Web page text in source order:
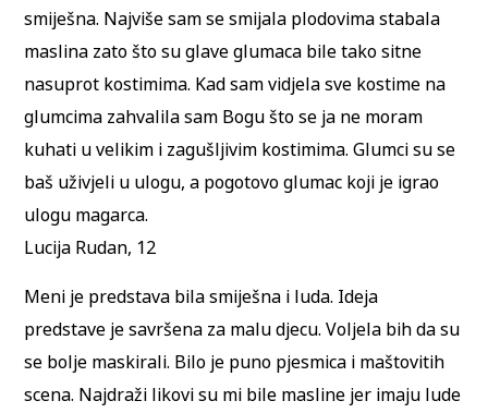
smiješna. Najviše sam se smijala plodovima stabala
maslina zato što su glave glumaca bile tako sitne
nasuprot kostimima. Kad sam vidjela sve kostime na
glumcima zahvalila sam Bogu što se ja ne moram
kuhati u velikim i zagušljivim kostimima. Glumci su se
baš uživjeli u ulogu, a pogotovo glumac koji je igrao
ulogu magarca.
Lucija Rudan, 12
Meni je predstava bila smiješna i luda. Ideja
predstave je savršena za malu djecu. Voljela bih da su
se bolje maskirali. Bilo je puno pjesmica i maštovitih
scena. Najdraži likovi su mi bile masline jer imaju lude